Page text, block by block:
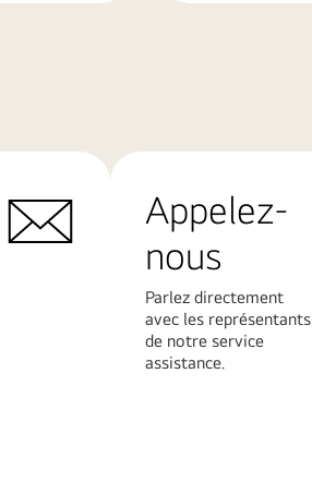
Appelez-
nous
Parlez directement
avec les représentants
de notre service
assistance.